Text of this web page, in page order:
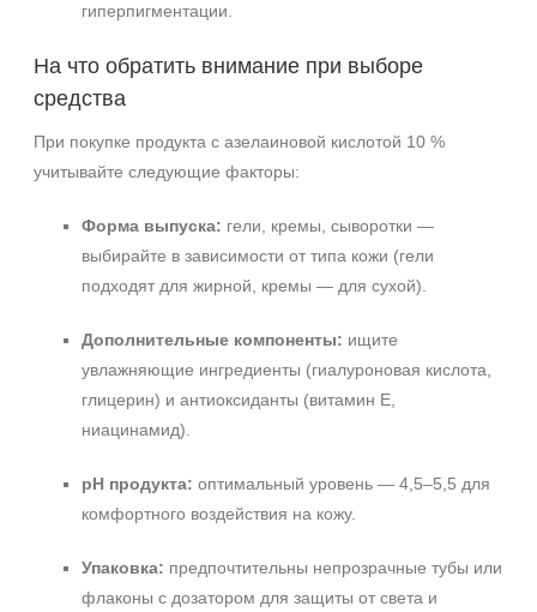
гиперпигментации.
На что обратить внимание при выборе
средства
При покупке продукта с азелаиновой кислотой 10 %
учитывайте следующие факторы:
Форма выпуска: гели, кремы, сыворотки —
выбирайте в зависимости от типа кожи (гели
подходят для жирной, кремы — для сухой).
Дополнительные компоненты: ищите
увлажняющие ингредиенты (гиалуроновая кислота,
глицерин) и антиоксиданты (витамин E,
ниацинамид).
pH продукта: оптимальный уровень — 4,5–5,5 для
комфортного воздействия на кожу.
Упаковка: предпочтительны непрозрачные тубы или
флаконы с дозатором для защиты от света и